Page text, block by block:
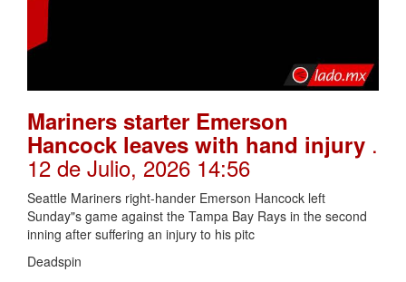
Mariners starter Emerson
Hancock leaves with hand injury .
12 de Julio, 2026 14:56
Seattle Mariners right-hander Emerson Hancock left
Sunday"s game against the Tampa Bay Rays in the second
inning after suffering an injury to his pitc
Deadspin